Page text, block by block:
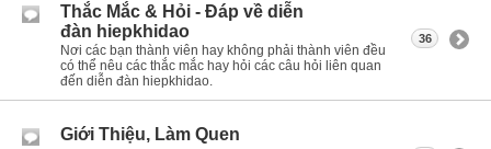
Thắc Mắc & Hỏi - Đáp về diễn
đàn hiepkhidao
Nơi các bạn thành viên hay không phải thành viên đều
có thể nêu các thắc mắc hay hỏi các câu hỏi liên quan
đến diễn đàn hiepkhidao.
36
Giới Thiệu, Làm Quen